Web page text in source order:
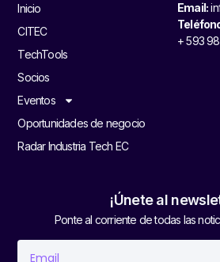
Inicio
CITEC
TechTools
Socios
Eventos
Oportunidades de negocio
Radar Industria Tech EC
Email:
+ 593
¡Únete al
Ponte al corriente de todas las